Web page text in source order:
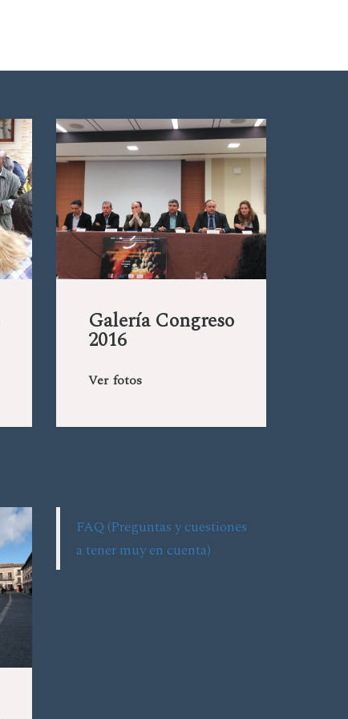
Galería Congreso
2016
Ver fotos
FAQ (Preguntas y cuestiones
a tener muy en cuenta)